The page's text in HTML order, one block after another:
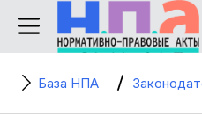
База НПА